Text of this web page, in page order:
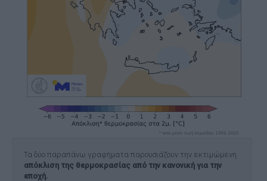
Τα δύο παραπάνω γραφήματα παρουσιάζουν την εκτιμώμενη
απόκλιση της θερμοκρασίας από την κανονική για την
εποχή.